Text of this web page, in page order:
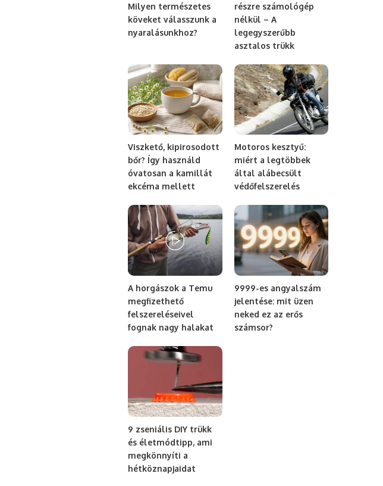
Milyen természetes
köveket válasszunk a
nyaralásunkhoz?
részre számológép
nélkül – A
legegyszerűbb
asztalos trükk
Viszkető, kipirosodott
bőr? Így használd
óvatosan a kamillát
ekcéma mellett
Motoros kesztyű:
miért a legtöbbek
által alábecsült
védőfelszerelés
A horgászok a Temu
megfizethető
felszereléseivel
fognak nagy halakat
9999-es angyalszám
jelentése: mit üzen
neked ez az erős
számsor?
9 zseniális DIY trükk
és életmódtipp, ami
megkönnyíti a
hétköznapjaidat